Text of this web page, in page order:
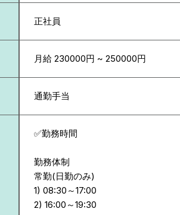
正社員
月給 230000円 ~ 250000円
通勤手当
✅勤務時間
勤務体制
常勤(日勤のみ)
1) 08:30～17:00